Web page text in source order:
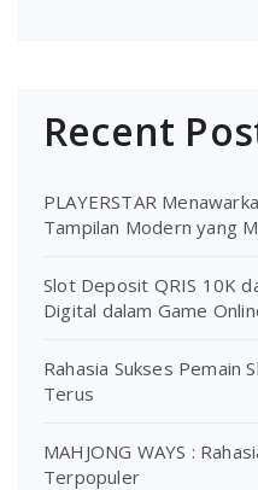
Recent
PLAYERSTAR
Tampilan Modern yang
Slot Deposit QRIS 10K
Digital dalam Game
Rahasia Sukses Pemain
Terus
MAHJONG WAYS :
Terpopuler